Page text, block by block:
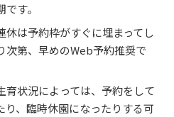
す。
休は予約枠がすぐに埋まってし
次第、早めのWeb予約推奨で
育状況によっては、予約をして
り、臨時休園になったりする可